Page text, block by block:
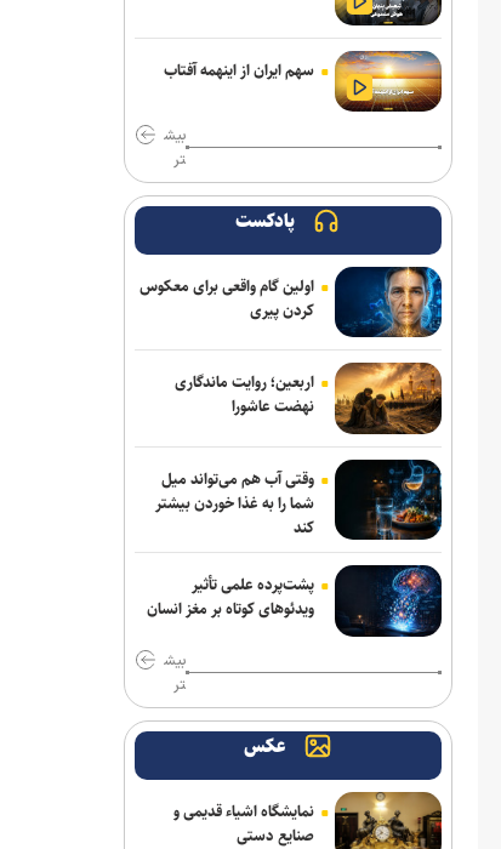
سهم ایران از اینهمه آفتاب
بیش
تر
پادکست
اولین گام واقعی برای معکوس
کردن پیری
اربعین؛ روایت ماندگاری
نهضت عاشورا
وقتی آب هم می‌تواند میل
شما را به غذا خوردن بیشتر
کند
پشت‌پرده علمی تأثیر
ویدئو‌های کوتاه بر مغز انسان
بیش
تر
عکس
نمایشگاه اشیاء قدیمی و
صنایع دستی